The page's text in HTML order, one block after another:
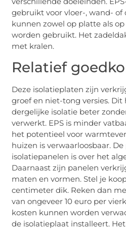
gebruikt voor vloer-, wand- of
kunnen zowel op platte als
worden gebruikt. Het
met kralen.
Relatief
Deze isolatieplaten zijn
groef en niet-tong versies. Dit
dergelijke isolatie beter
verwerkt. EPS is minder
het potentieel voor
huizen is verwaarloosbaar. De
isolatiepanelen is over het
Daarnaast zijn panelen
maten en vormen. Stel je
centimeter dik. Reken dan
van ongeveer 10 euro per
kosten kunnen worden
de isolatieplaat installeert.